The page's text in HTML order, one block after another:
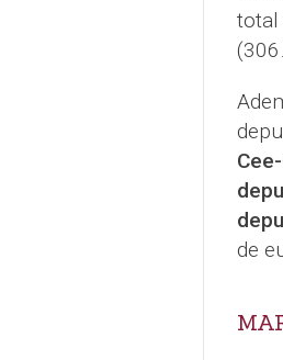
total
de